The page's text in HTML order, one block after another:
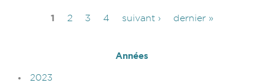
1 2 3 4 suivant › dernier »
Années
2023